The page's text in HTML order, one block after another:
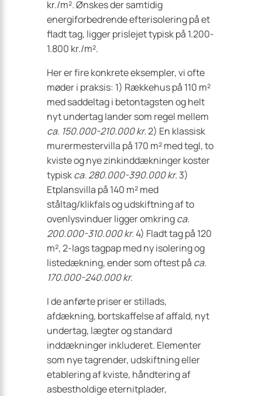
kr./m². Ønskes der samtidig
energiforbedrende efterisolering på et
fladt tag, ligger prislejet typisk på 1.200-
1.800 kr./m².
Her er fire konkrete eksempler, vi ofte
møder i praksis: 1) Rækkehus på 110 m²
med saddeltag i betontagsten og helt
nyt undertag lander som regel mellem
ca. 150.000-210.000 kr.2) En klassisk
murermestervilla på 170 m² med tegl, to
kviste og nye zinkinddækninger koster
typiskca. 280.000-390.000 kr. 3)
Etplansvilla på 140 m² med
ståltag/klikfals og udskiftning af to
ovenlysvinduer ligger omkringca.
200.000-310.000 kr.4) Fladt tag på 120
m², 2-lags tagpap med ny isolering og
listedækning, ender som oftest på ca.
170.000-240.000 kr.
I de anførte priser er stillads,
afdækning, bortskaffelse af affald, nyt
undertag, lægter og standard
inddækninger inkluderet. Elementer
som nye tagrender, udskiftning eller
etablering af kviste, håndtering af
asbestholdige eternitplader,